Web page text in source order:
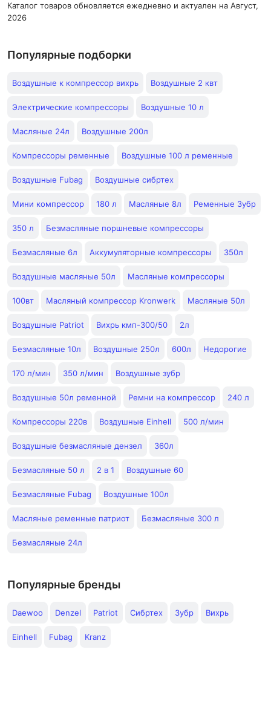
Каталог товаров обновляется ежедневно и актуален на Август,
2026
Популярные подборки
Воздушные к компрессор вихрь Воздушные 2 квт
Электрические компрессоры Воздушные 10 л
Масляные 24л Воздушные 200л
Компрессоры ременные Воздушные 100 л ременные
Воздушные Fubag Воздушные сибртех
Мини компрессор 180 л Масляные 8л Ременные Зубр
350 л Безмасляные поршневые компрессоры
Безмасляные 6л Аккумуляторные компрессоры 350л
Воздушные масляные 50л Масляные компрессоры
100вт Масляный компрессор Kronwerk Масляные 50л
Воздушные Patriot Вихрь кмп-300/50 2л
Безмасляные 10л Воздушные 250л 600л Недорогие
170 л/мин 350 л/мин Воздушные зубр
Воздушные 50л ременной Ремни на компрессор 240 л
Компрессоры 220в Воздушные Einhell 500 л/мин
Воздушные безмасляные дензел 360л
Безмасляные 50 л 2 в 1 Воздушные 60
Безмасляные Fubag Воздушные 100л
Масляные ременные патриот Безмасляные 300 л
Безмасляные 24л
Популярные бренды
Daewoo Denzel Patriot Сибртех Зубр Вихрь
Einhell Fubag Kranz